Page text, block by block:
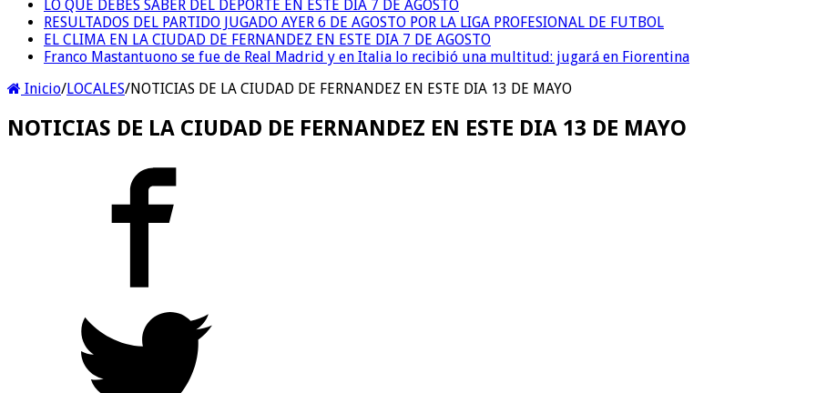
LO QUE DEBES SABER DEL DEPORTE EN ESTE DIA 7 DE AGOSTO
RESULTADOS DEL PARTIDO JUGADO AYER 6 DE AGOSTO POR LA LIGA PROFESIONAL DE FUTBOL
EL CLIMA EN LA CIUDAD DE FERNANDEZ EN ESTE DIA 7 DE AGOSTO
Franco Mastantuono se fue de Real Madrid y en Italia lo recibió una multitud: jugará en Fiorentina
Inicio/LOCALES/NOTICIAS DE LA CIUDAD DE FERNANDEZ EN ESTE DIA 13 DE MAYO
NOTICIAS DE LA CIUDAD DE FERNANDEZ EN ESTE DIA 13 DE MAYO